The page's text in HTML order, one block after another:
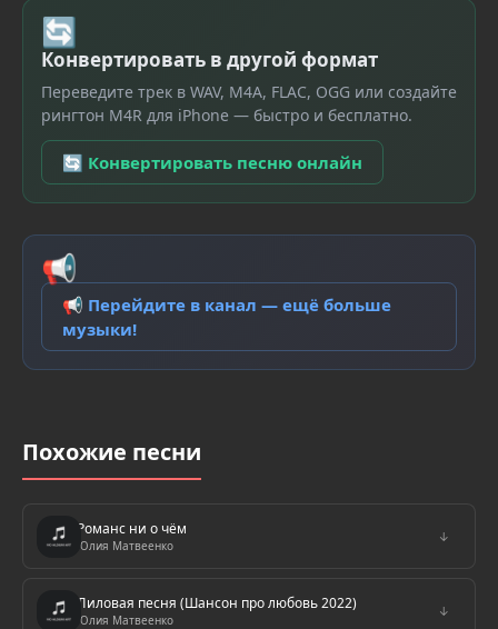
🔄
Конвертировать в другой формат
Переведите трек в WAV, M4A, FLAC, OGG или создайте
рингтон M4R для iPhone — быстро и бесплатно.
🔄 Конвертировать песню онлайн
📢
📢 Перейдите в канал — ещё больше
музыки!
Похожие песни
Романс ни о чём
Юлия Матвеенко
↓
Лиловая песня (Шансон про любовь 2022)
Юлия Матвеенко
↓